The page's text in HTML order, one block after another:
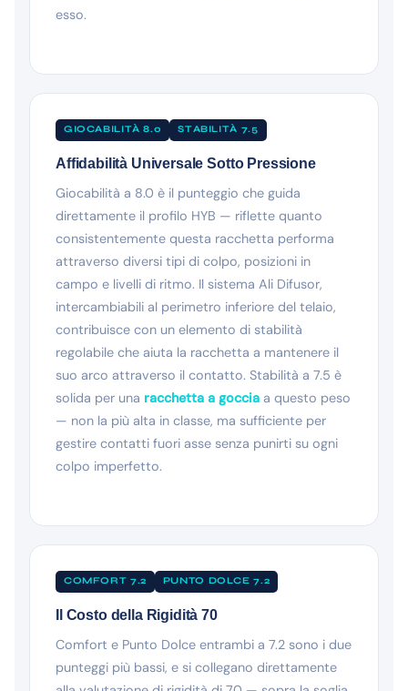
esso.
GIOCABILITÀ 8.0 STABILITÀ 7.5
Affidabilità Universale Sotto Pressione
Giocabilità a 8.0 è il punteggio che guida
direttamente il profilo HYB — riflette quanto
consistentemente questa racchetta performa
attraverso diversi tipi di colpo, posizioni in
campo e livelli di ritmo. Il sistema Ali Difusor,
intercambiabili al perimetro inferiore del telaio,
contribuisce con un elemento di stabilità
regolabile che aiuta la racchetta a mantenere il
suo arco attraverso il contatto. Stabilità a 7.5 è
solida per una racchetta a goccia a questo peso
— non la più alta in classe, ma sufficiente per
gestire contatti fuori asse senza punirti su ogni
colpo imperfetto.
COMFORT 7.2 PUNTO DOLCE 7.2
Il Costo della Rigidità 70
Comfort e Punto Dolce entrambi a 7.2 sono i due
punteggi più bassi, e si collegano direttamente